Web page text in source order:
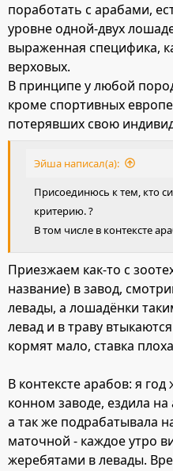
поработать с арабами,
уровне одной-двух
выраженная специфика,
верховых.
В принципе у любой
кроме спортивных
потерявших свою
Эйша написал(а):
Присоединюсь к тем, кто
критерию. ?
В том числе в контексте
Приезжаем как-то с
название) в завод,
левады, а лошадёнки
левад и в траву
кормят мало, ставка
В контексте арабов: я
конном заводе, ездила
а так же подрабатывала
маточной - каждое утро
жеребятами в левады.